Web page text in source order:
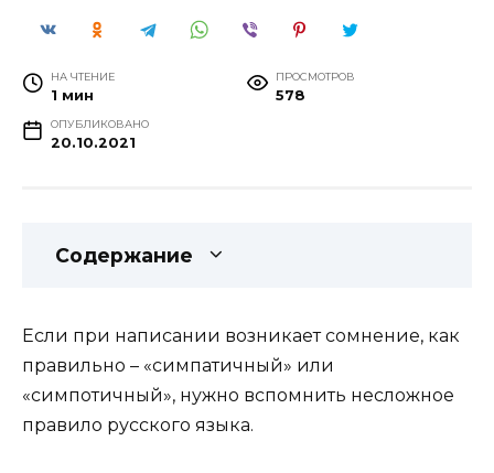
НА ЧТЕНИЕ
1 мин
ПРОСМОТРОВ
578
ОПУБЛИКОВАНО
20.10.2021
Содержание
Если при написании возникает сомнение, как
правильно – «симпатичный» или
«симпотичный», нужно вспомнить несложное
правило русского языка.